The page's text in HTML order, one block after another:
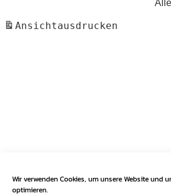
Wir verwenden Cookies, um unsere Website und
optimieren.
Ansichtausdrucken